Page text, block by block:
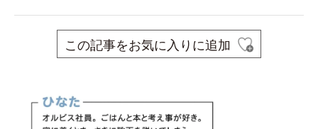
この記事をお気に入りに追加